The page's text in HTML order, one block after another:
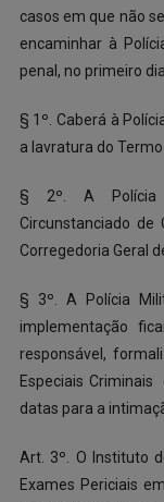
casos em que não
encaminhar à
penal, no primeiro
§ 1º. Caberá à
a lavratura do
§ 2º. A Polícia
Circunstanciado de
Corregedoria Geral
§ 3º. A Polícia
implementação
responsável,
Especiais
datas para a
Art. 3º. O Instituto
Exames Periciais